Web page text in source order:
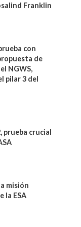
Franklin
con
de
NGWS,
pilar 3 del
prueba crucial
misión
la ESA